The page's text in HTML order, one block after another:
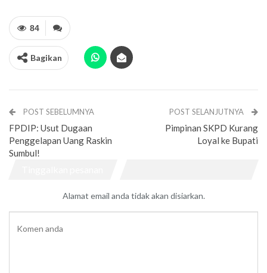
84
Bagikan
POST SEBELUMNYA
FPDIP: Usut Dugaan
Penggelapan Uang Raskin
Sumbul!
POST SELANJUTNYA
Pimpinan SKPD Kurang
Loyal ke Bupati
Alamat email anda tidak akan disiarkan.